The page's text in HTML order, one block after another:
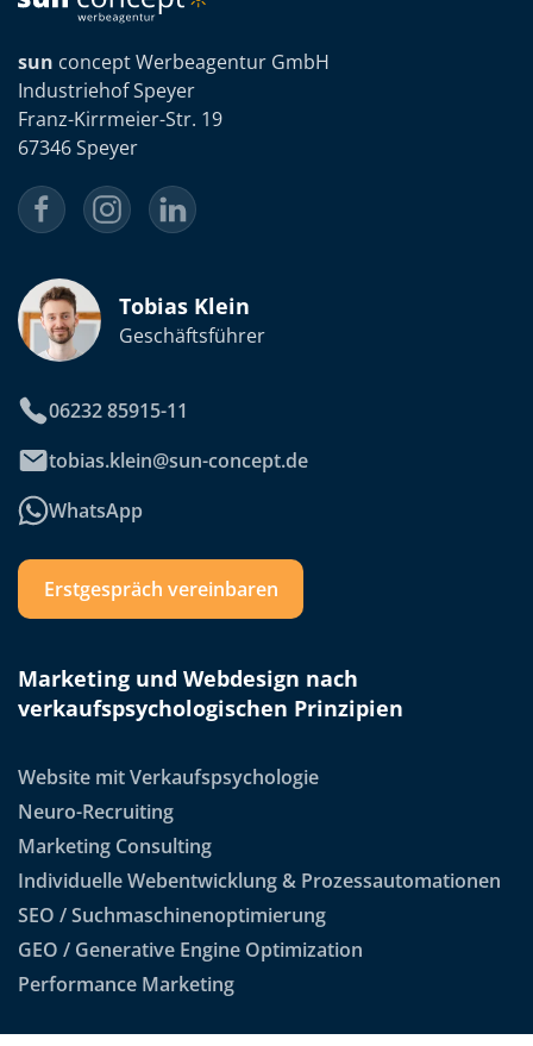
sun concept Werbeagentur GmbH
Industriehof Speyer
Franz-Kirrmeier-Str. 19
67346 Speyer
Tobias Klein
Geschäftsführer
06232 85915-11
tobias.klein@sun-concept.de
WhatsApp
Erstgespräch vereinbaren
Marketing und Webdesign nach
verkaufspsychologischen Prinzipien
Website mit Verkaufspsychologie
Neuro-Recruiting
Marketing Consulting
Individuelle Webentwicklung & Prozessautomationen
SEO / Suchmaschinenoptimierung
GEO / Generative Engine Optimization
Performance Marketing